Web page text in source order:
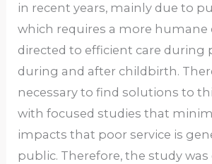
in recent years, mainly due to
which requires a more humane
directed to efficient care during
during and after childbirth.
necessary to find solutions to
with focused studies that
impacts that poor service is
public. Therefore, the study was